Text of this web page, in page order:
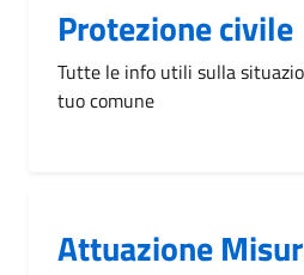
Protezione civile
Tutte le info utili sulla
tuo comune
Attuazione